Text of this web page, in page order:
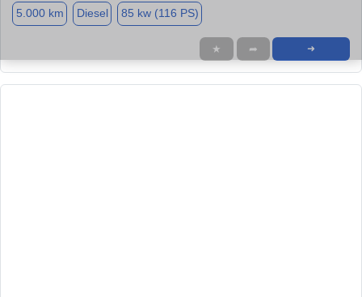
5.000 km Diesel 85 kw (116 PS)
★ ➦ ➜